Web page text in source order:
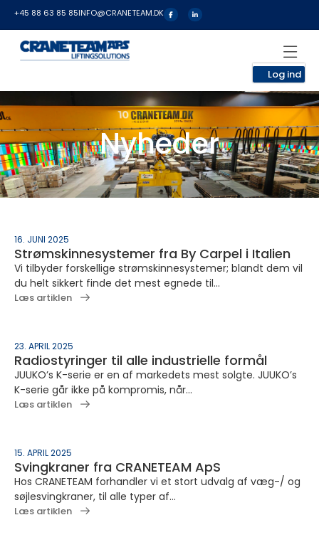
+45 88 63 85 85INFO@CRANETEAM.DK
Log ind
Nyheder
16. JUNI 2025
Strømskinnesystemer fra By Carpel i Italien
Vi tilbyder forskellige strømskinnesystemer; blandt dem vil
du helt sikkert finde det mest egnede til...
Læs artiklen
23. APRIL 2025
Radiostyringer til alle industrielle formål
JUUKO’s K-serie er en af markedets mest solgte. JUUKO’s
K-serie går ikke på kompromis, når...
Læs artiklen
15. APRIL 2025
Svingkraner fra CRANETEAM ApS
Hos CRANETEAM forhandler vi et stort udvalg af væg-/ og
søjlesvingkraner, til alle typer af...
Læs artiklen